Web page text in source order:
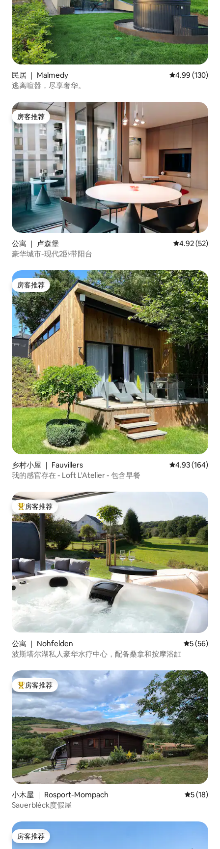
民居 ｜ Malmedy 平均评分 4.99
4.99 (130)
逃离喧嚣，尽享奢华。
房客推荐
房客推荐
公寓 ｜ 卢森堡 平均评分
4.92 (52)
豪华城市-现代2卧带阳台
房客推荐
房客推荐
乡村小屋 ｜ Fauvillers 平均评分 4.93
4.93 (164)
我的感官存在 - Loft L'Atelier - 包含早餐
热门「房客推荐」
房客推荐
公寓 ｜ Nohfelden 平均评分
5 (56)
波斯塔尔湖私人豪华水疗中心，配备桑拿和按摩浴缸
热门「房客推荐」
房客推荐
小木屋 ｜ Rosport-Mompach 平均评分
5 (18)
Sauerbléck度假屋
房客推荐
房客推荐